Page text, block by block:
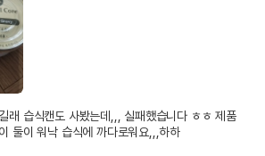
래 습식캔도 사봤는데,,, 실패했습니다 ㅎㅎ 제품
둘이 워낙 습식에 까다로워요,,,하하